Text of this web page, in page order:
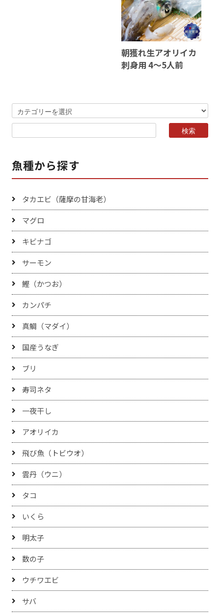
朝獲れ生アオリイカ
刺身用 4～5人前
魚種から探す
タカエビ（薩摩の甘海老）
マグロ
キビナゴ
サーモン
鰹（かつお）
カンパチ
真鯛（マダイ）
国産うなぎ
ブリ
寿司ネタ
一夜干し
アオリイカ
飛び魚（トビウオ）
雲丹（ウニ）
タコ
いくら
明太子
数の子
ウチワエビ
サバ